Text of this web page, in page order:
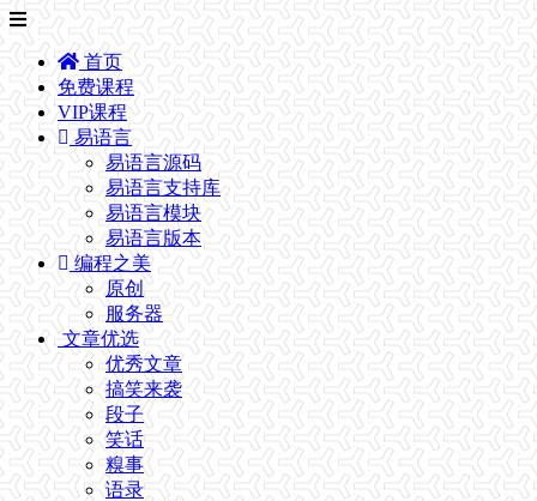
首页
免费课程
VIP课程
易语言
易语言源码
易语言支持库
易语言模块
易语言版本
编程之美
原创
服务器
文章优选
优秀文章
搞笑来袭
段子
笑话
糗事
语录